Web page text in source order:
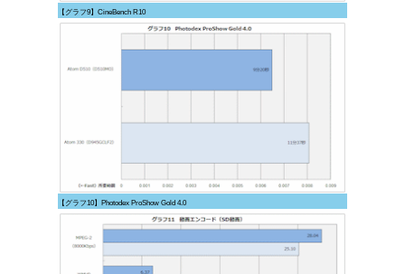
【グラフ9】CineBench R10
【グラフ10】Photodex ProShow Gold 4.0